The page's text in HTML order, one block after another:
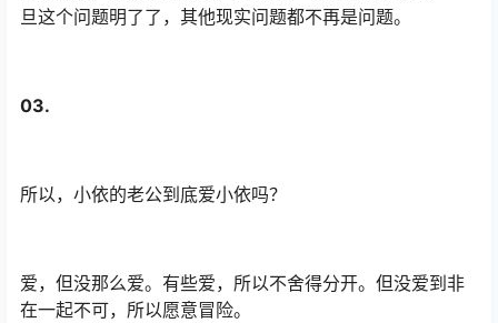
旦这个问题明了了，其他现实问题都不再是问题。
03.
所以，小依的老公到底爱小依吗？
爱，但没那么爱。有些爱，所以不舍得分开。但没爱到非
在一起不可，所以愿意冒险。